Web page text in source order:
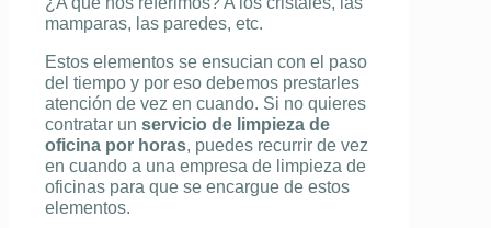
mamparas, las paredes, etc.
Estos elementos se ensucian con el paso
del tiempo y por eso debemos prestarles
atención de vez en cuando. Si no quieres
contratar un servicio de limpieza de
oficina por horas, puedes recurrir de vez
en cuando a una empresa de limpieza de
oficinas para que se encargue de estos
elementos.